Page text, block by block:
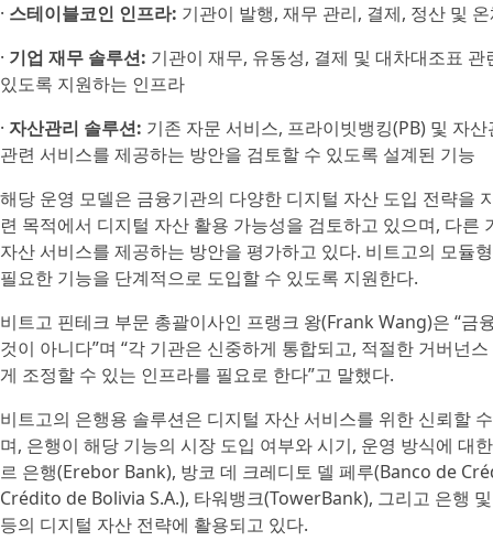
· 스테이블코인 인프라: 기관이 발행, 재무 관리, 결제, 정산 및
· 기업 재무 솔루션: 기관이 재무, 유동성, 결제 및 대차대조표
있도록 지원하는 인프라
· 자산관리 솔루션: 기존 자문 서비스, 프라이빗뱅킹(PB) 및 자
관련 서비스를 제공하는 방안을 검토할 수 있도록 설계된 기능
해당 운영 모델은 금융기관의 다양한 디지털 자산 도입 전략을
련 목적에서 디지털 자산 활용 가능성을 검토하고 있으며, 다
자산 서비스를 제공하는 방안을 평가하고 있다. 비트고의 모듈
필요한 기능을 단계적으로 도입할 수 있도록 지원한다.
비트고 핀테크 부문 총괄이사인 프랭크 왕(Frank Wang)은 “
것이 아니다”며 “각 기관은 신중하게 통합되고, 적절한 거버넌
게 조정할 수 있는 인프라를 필요로 한다”고 말했다.
비트고의 은행용 솔루션은 디지털 자산 서비스를 위한 신뢰할
며, 은행이 해당 기능의 시장 도입 여부와 시기, 운영 방식에 대
르 은행(Erebor Bank), 방코 데 크레디토 델 페루(Banco de
Crédito de Bolivia S.A.), 타워뱅크(TowerBank), 그리고 은행
등의 디지털 자산 전략에 활용되고 있다.